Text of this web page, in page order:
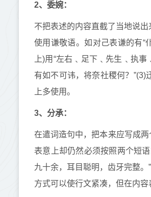
2、委婉：
不把表述的内容直截了当地说
使用谦敬语。如对己表谦的有“
上)用“左右﹑足下﹑先生﹑执
有如不可讳，将奈社稷何？
上多使用。
3、分承：
在遣词造句中，把本来应写成
表意上却仍然必须按照两个短
九十余，耳目聪明，齿牙完整。
方式可以使行文紧凑，但在内容